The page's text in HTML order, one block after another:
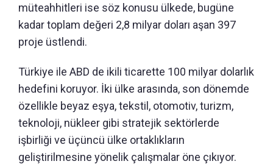
müteahhitleri ise söz konusu ülkede, bugüne
kadar toplam değeri 2,8 milyar doları aşan 397
proje üstlendi.
Türkiye ile ABD de ikili ticarette 100 milyar dolarlık
hedefini koruyor. İki ülke arasında, son dönemde
özellikle beyaz eşya, tekstil, otomotiv, turizm,
teknoloji, nükleer gibi stratejik sektörlerde
işbirliği ve üçüncü ülke ortaklıkların
geliştirilmesine yönelik çalışmalar öne çıkıyor.